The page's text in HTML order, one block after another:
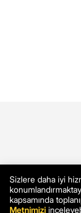
Sizlere daha iyi
kapsamında
Metnimizi